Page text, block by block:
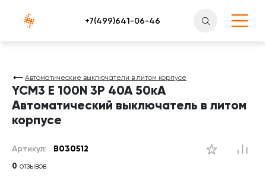
Атлантснаб
Автоматические выключатели в литом корпусе
YCM3 E 100N 3P 40A 50кА
Автоматический выключатель в литом
корпусе
Артикул: B030512